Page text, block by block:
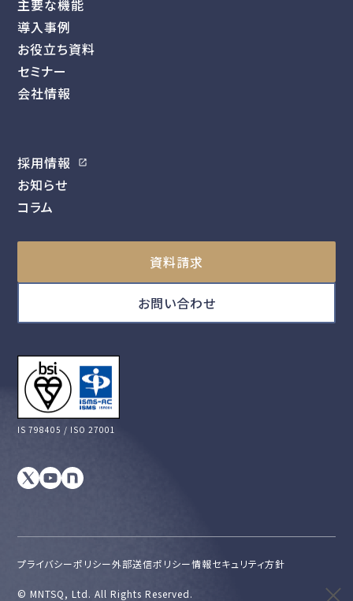
主要な機能
導入事例
お役立ち資料
セミナー
会社情報
採用情報
お知らせ
コラム
資料請求
お問い合わせ
IS 798405 / ISO 27001
プライバシーポリシー外部送信ポリシー情報セキュリティ方針
©︎ MNTSQ, Ltd. All Rights Reserved.